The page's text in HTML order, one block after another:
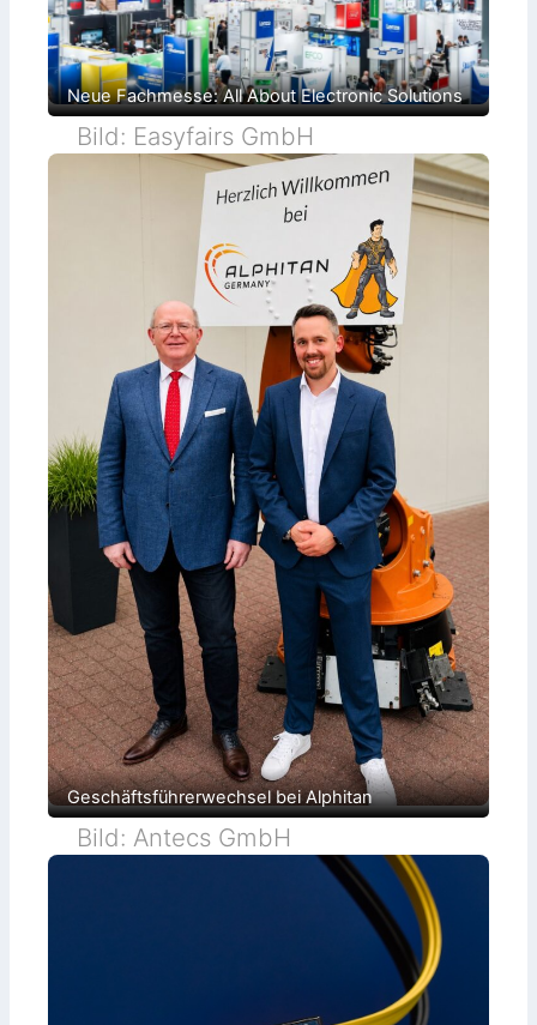
Neue Fachmesse: All About Electronic Solutions
Bild: Easyfairs GmbH
Geschäftsführerwechsel bei Alphitan
Bild: Antecs GmbH